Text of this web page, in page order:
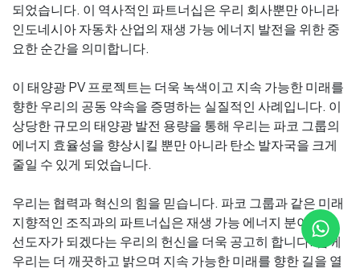
되었습니다. 이 역사적인 파트너십은 우리 회사뿐만 아니라
인도네시아 자동차 산업의 재생 가능 에너지 발전을 위한 중
요한 순간을 의미합니다.
이 태양광 PV 프로젝트는 더욱 녹색이고 지속 가능한 미래를
향한 우리의 공동 약속을 증명하는 실질적인 사례입니다. 이
상당한 규모의 태양광 발전 용량을 통해 우리는 파코 그룹의
에너지 효율성을 향상시킬 뿐만 아니라 탄소 발자국을 크게
줄일 수 있게 되었습니다.
우리는 협력과 혁신의 힘을 믿습니다. 파코 그룹과 같은 미래
지향적인 조직과의 파트너십은 재생 가능 에너지 분야에서
선도자가 되겠다는 우리의 헌신을 더욱 공고히 합니다. 함께
우리는 더 깨끗하고 밝으며 지속 가능한 미래를 향한 길을 열